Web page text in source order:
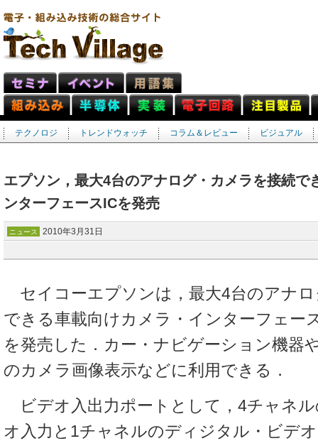
テクノロジ トレンドウォッチ コラム＆レビュー ビジュアル
エプソン，最大4台のアナログ・カメラを接続で
ンターフェースICを発売
ニュース 2010年3月31日
セイコーエプソンは，最大4台のアナ
できる車載向けカメラ・インターフェー
を発売した．カー・ナビゲーション機器
のカメラ画像表示などに利用できる．
ビデオ入出力ポートとして，4チャネ
オ入力と1チャネルのディジタル・ビデ